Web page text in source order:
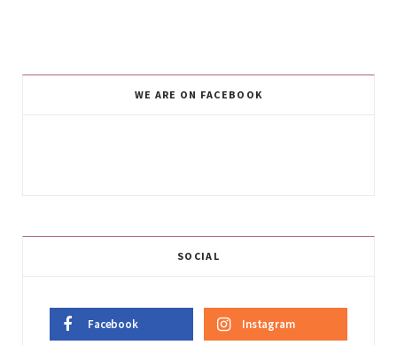
WE ARE ON FACEBOOK
SOCIAL
Facebook Instagram